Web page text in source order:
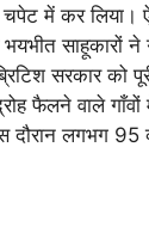
चपेट में कर लिया।
साहूकारों ने
सरकार को
फैलने वाले गाँवों
लगभग 95